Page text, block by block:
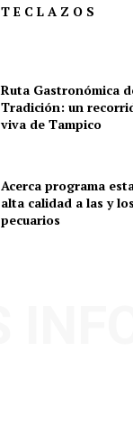
T E C L A Z O S
Ruta Gastronómica
Tradición: un
viva de Tampico
Acerca programa
alta calidad a las y
pecuarios